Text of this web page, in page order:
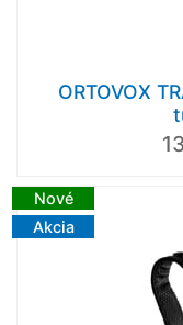
ORTOVOX
Nové
Akcia